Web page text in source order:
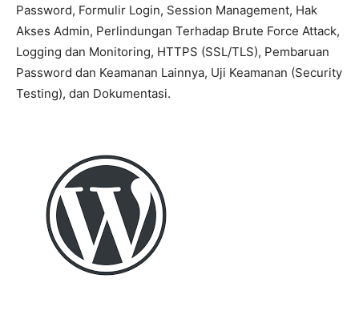
Password, Formulir Login, Session Management, Hak
Akses Admin, Perlindungan Terhadap Brute Force Attack,
Logging dan Monitoring, HTTPS (SSL/TLS), Pembaruan
Password dan Keamanan Lainnya, Uji Keamanan (Security
Testing), dan Dokumentasi.